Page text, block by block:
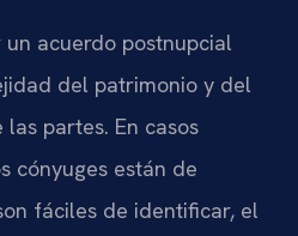
acuerdo postnupcial
del patrimonio y del
partes. En casos
cónyuges están de
fáciles de identificar, el